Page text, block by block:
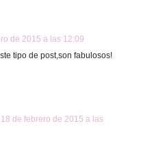
de 2015 a las 12:09
tipo de post,son fabulosos!
18 de febrero de 2015 a las